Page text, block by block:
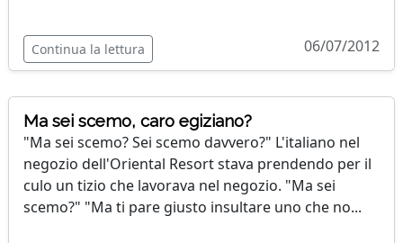
Continua la lettura 06/07/2012
Ma sei scemo, caro egiziano?
"Ma sei scemo? Sei scemo davvero?" L'italiano nel
negozio dell'Oriental Resort stava prendendo per il
culo un tizio che lavorava nel negozio. "Ma sei
scemo?" "Ma ti pare giusto insultare uno che no...